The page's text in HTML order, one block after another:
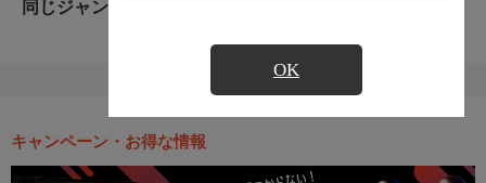
OK
同じジャンルのおすすめ番組
キャンペーン・お得な情報